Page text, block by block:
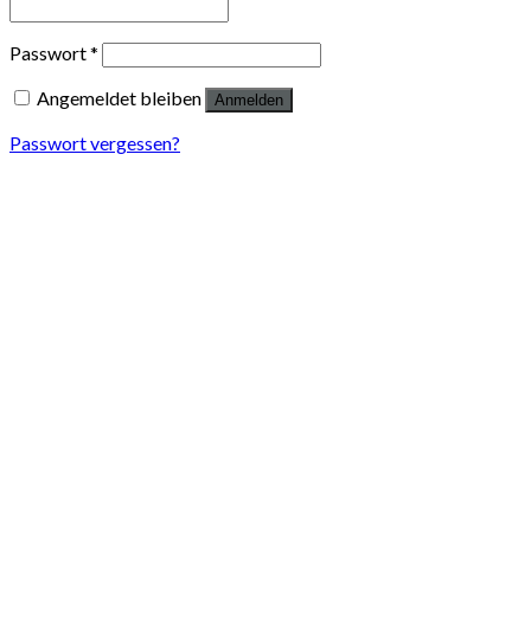
Passwort*
Angemeldet bleiben
Anmelden
Passwort vergessen?